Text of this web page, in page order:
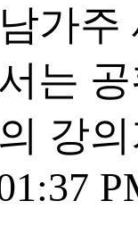
가
는
강